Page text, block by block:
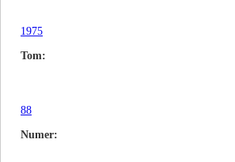
1975
Tom
88
Numer